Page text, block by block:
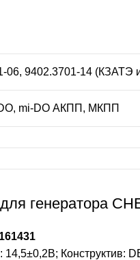
06, 9402.3701-14 (КЗАТЭ
mi-DO АКПП, МКПП
генератора
Конструктив: